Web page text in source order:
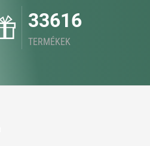
33616
TERMÉKEK